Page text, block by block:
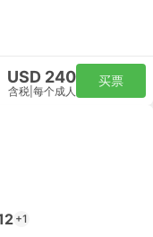
USD 240
含税 每个成人
买票
+1